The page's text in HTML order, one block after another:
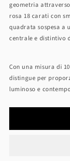
geometria
rosa 18 carati con
quadrata sospesa a
centrale e distintivo
Con una misura di
distingue per
luminoso e